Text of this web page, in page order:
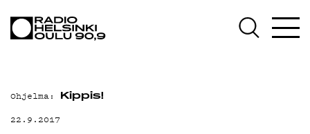
AJANKOHTAISTA
TEKIJÄT
ON-DEMAND
Ohjelma: Kippis!
22.9.2017